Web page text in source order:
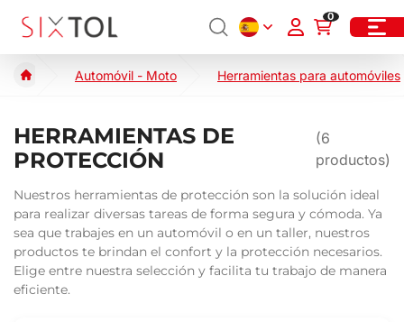
0
Automóvil - Moto Herramientas para automóviles
HERRAMIENTAS DE
PROTECCIÓN
(6
productos)
Nuestros herramientas de protección son la solución ideal
para realizar diversas tareas de forma segura y cómoda. Ya
sea que trabajes en un automóvil o en un taller, nuestros
productos te brindan el confort y la protección necesarios.
Elige entre nuestra selección y facilita tu trabajo de manera
eficiente.